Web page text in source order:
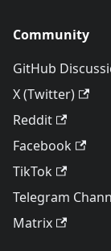
Community
GitHub
X (Twitter)
Reddit
Facebook
TikTok
Telegram
Matrix